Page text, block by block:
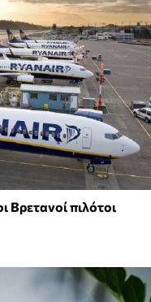
Βρετανοί πιλότοι